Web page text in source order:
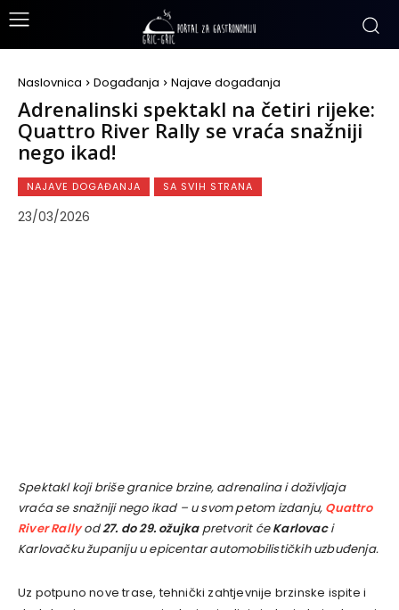
Naslovnica Događanja Najave događanja
Adrenalinski spektakl na četiri rijeke:
Quattro River Rally se vraća snažniji
nego ikad!
NAJAVE DOGAĐANJA SA SVIH STRANA
23/03/2026
Spektakl koji briše granice brzine, adrenalina i doživljaja
vraća se snažniji nego ikad – u svom petom izdanju, Quattro
River Rallyod27. do 29. ožujkapretvorit ćeKarlovaci
Karlovačku županiju u epicentar automobilističkih uzbuđenja.
Uz potpuno nove trase, tehnički zahtjevnije brzinske ispite i